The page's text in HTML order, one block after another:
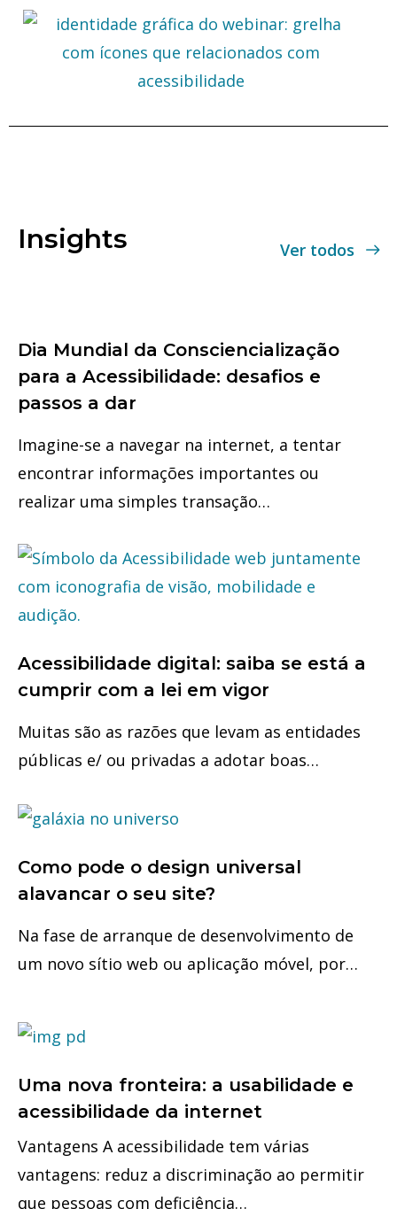
Insights Ver todos
Dia Mundial da Consciencialização
para a Acessibilidade: desafios e
passos a dar
Imagine-se a navegar na internet, a tentar
encontrar informações importantes ou
realizar uma simples transação…
Acessibilidade digital: saiba se está a
cumprir com a lei em vigor
Muitas são as razões que levam as entidades
públicas e/ ou privadas a adotar boas…
Como pode o design universal
alavancar o seu site?
Na fase de arranque de desenvolvimento de
um novo sítio web ou aplicação móvel, por…
Uma nova fronteira: a usabilidade e
acessibilidade da internet
Vantagens A acessibilidade tem várias
vantagens: reduz a discriminação ao permitir
que pessoas com deficiência…